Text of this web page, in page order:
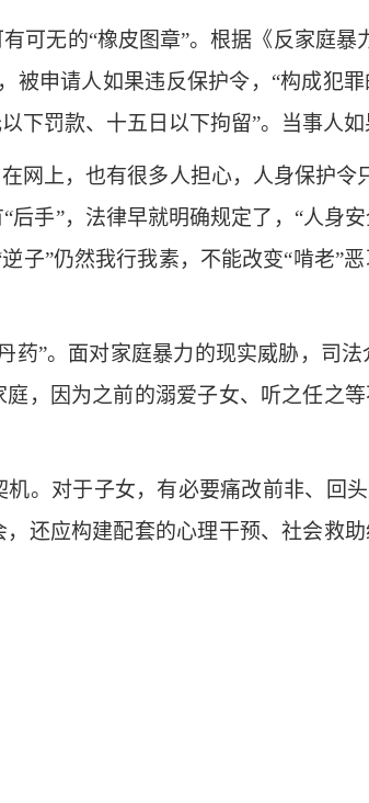
无的“橡皮图章”。根据《反家庭暴
申请人如果违反保护令，“构成犯
下罚款、十五日以下拘留”。当事人
上，也有很多人担心，人身保护令
手”，法律早就明确规定了，“人身
子”仍然我行我素，不能改变“啃老”
”。面对家庭暴力的现实威胁，司法
，因为之前的溺爱子女、听之任之
对于子女，有必要痛改前非、回头
还应构建配套的心理干预、社会救